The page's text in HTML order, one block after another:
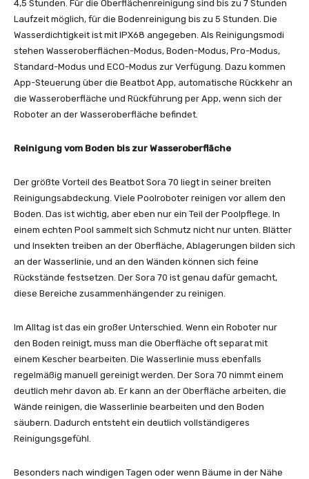
4,5 Stunden. Für die Oberflächenreinigung sind bis zu 7 Stunden
Laufzeit möglich, für die Bodenreinigung bis zu 5 Stunden. Die
Wasserdichtigkeit ist mit IPX68 angegeben. Als Reinigungsmodi
stehen Wasseroberflächen-Modus, Boden-Modus, Pro-Modus,
Standard-Modus und ECO-Modus zur Verfügung. Dazu kommen
App-Steuerung über die Beatbot App, automatische Rückkehr an
die Wasseroberfläche und Rückführung per App, wenn sich der
Roboter an der Wasseroberfläche befindet.
Reinigung vom Boden bis zur Wasseroberfläche
Der größte Vorteil des Beatbot Sora 70 liegt in seiner breiten
Reinigungsabdeckung. Viele Poolroboter reinigen vor allem den
Boden. Das ist wichtig, aber eben nur ein Teil der Poolpflege. In
einem echten Pool sammelt sich Schmutz nicht nur unten. Blätter
und Insekten treiben an der Oberfläche, Ablagerungen bilden sich
an der Wasserlinie, und an den Wänden können sich feine
Rückstände festsetzen. Der Sora 70 ist genau dafür gemacht,
diese Bereiche zusammenhängender zu reinigen.
Im Alltag ist das ein großer Unterschied. Wenn ein Roboter nur
den Boden reinigt, muss man die Oberfläche oft separat mit
einem Kescher bearbeiten. Die Wasserlinie muss ebenfalls
regelmäßig manuell gereinigt werden. Der Sora 70 nimmt einem
deutlich mehr davon ab. Er kann an der Oberfläche arbeiten, die
Wände reinigen, die Wasserlinie bearbeiten und den Boden
säubern. Dadurch entsteht ein deutlich vollständigeres
Reinigungsgefühl.
Besonders nach windigen Tagen oder wenn Bäume in der Nähe